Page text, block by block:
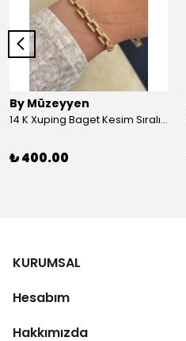
By Müzeyyen
14 K Xuping Baget Kesim Sıralı Bileklik
₺ 400.00
KURUMSAL
Hesabım
Hakkımızda